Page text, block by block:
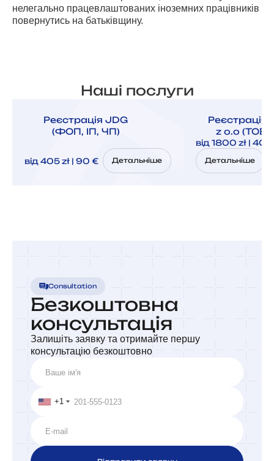
нелегально працевлаштованих іноземних працівників
повернутись на батьківщину.
Наші послуги
Реєстрація JDG
(ФОП, ІП, ЧП)
від 405 zł | 90 € Детальніше
Реєстрація
z o.o (ТОВ,
від 1800 zł |
Детальніше
Consultation
Безкоштовна
консультація
Залишіть заявку та отримайте першу
консультацію безкоштовно
+1